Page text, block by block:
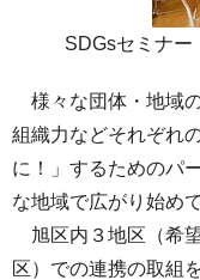
SDGsセミナー
様々な団体・地域
組織力などそれぞれ
に！」するためのパ
な地域で広がり始め
旭区内３地区（希
区）での連携の取組